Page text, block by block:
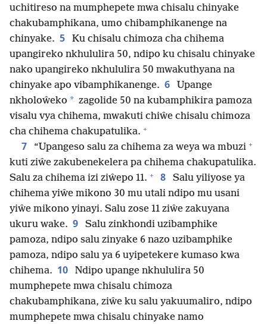
uchitireso na mumphepete mwa chisalu chinyake
chakubamphikana, umo chibamphikanenge na
chinyake. 5
Ku chisalu chimoza cha chihema
upangireko nkhululira 50, ndipo ku chisalu chinyake
nako upangireko nkhululira 50 mwakuthyana na
chinyake apo vibamphikanenge. 6
Upange
nkholoŵeko * zagolide 50 na kubamphikira pamoza
visalu vya chihema, mwakuti chiŵe chisalu chimoza
cha chihema chakupatulika. +
7 “Upangeso salu za chihema za weya wa mbuzi +
kuti ziŵe zakubenekelera pa chihema chakupatulika.
Salu za chihema izi ziŵepo 11. + 8
Salu yiliyose ya
chihema yiŵe mikono 30 mu utali ndipo mu usani
yiŵe mikono yinayi. Salu zose 11 ziŵe zakuyana
ukuru wake. 9
Salu zinkhondi uzibamphike
pamoza, ndipo salu zinyake 6 nazo uzibamphike
pamoza, ndipo salu ya 6 uyipetekere kumaso kwa
chihema. 10
Ndipo upange nkhululira 50
mumphepete mwa chisalu chimoza
chakubamphikana, ziŵe ku salu yakuumaliro, ndipo
mumphepete mwa chisalu chinyake namo